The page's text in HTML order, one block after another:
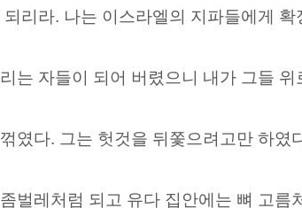
리라. 나는 이스라엘의 지파들에게 확
는 자들이 되어 버렸으니 내가 그들
였다. 그는 헛것을 뒤쫓으려고만 하였
벌레처럼 되고 유다 집안에는 뼈 고름